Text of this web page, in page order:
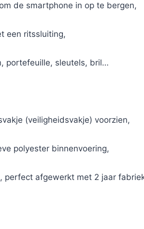
de smartphone in op te bergen,
een ritssluiting,
portefeuille, sleutels, bril…
(veiligheidsvakje) voorzien,
polyester binnenvoering,
perfect afgewerkt met 2 jaar